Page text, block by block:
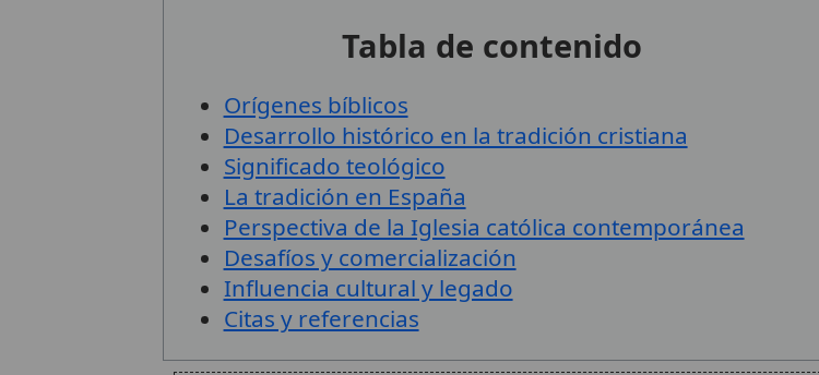
Tabla de contenido
Orígenes bíblicos
Desarrollo histórico en la tradición cristiana
Significado teológico
La tradición en España
Perspectiva de la Iglesia católica contemporánea
Desafíos y comercialización
Influencia cultural y legado
Citas y referencias